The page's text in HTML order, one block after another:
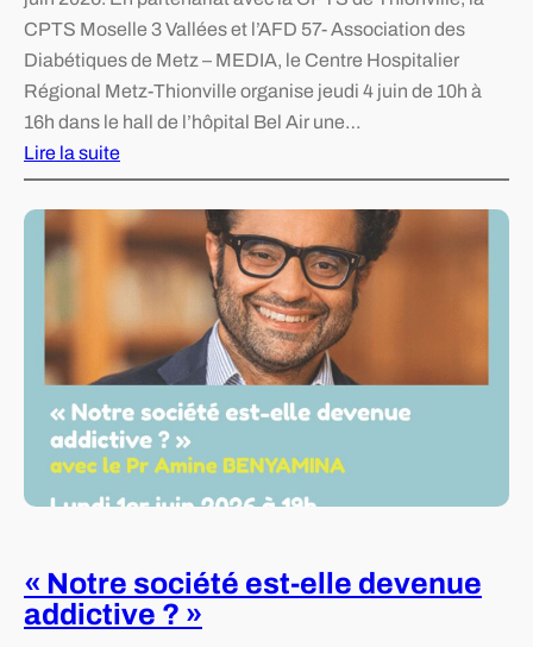
a
e
d
e
r
f
l
e
x
i
u
r
CPTS Moselle 3 Vallées et l’AFD 57- Association des
Diabétiques de Metz – MEDIA, le Centre Hospitalier
Régional Metz-Thionville organise jeudi 4 juin de 10h à
16h dans le hall de l’hôpital Bel Air une…
Lire la suite
:
J
u
n
é
d
’
o
r
« Notre société est-elle devenue
addictive ? »